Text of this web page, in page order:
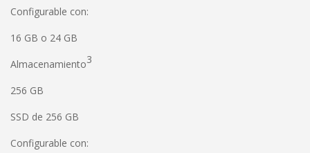
Configurable con:
16 GB o 24 GB
Almacenamiento3
256 GB
SSD de 256 GB
Configurable con: